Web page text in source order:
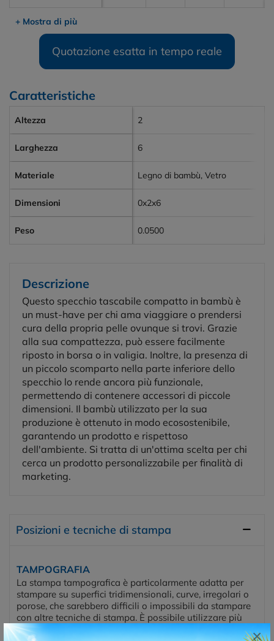
×
+ Mostra di più
Quotazione esatta in tempo reale
Caratteristiche
Altezza 2
Larghezza 6
Materiale Legno di bambù, Vetro
Dimensioni 0x2x6
Peso 0.0500
Descrizione
Questo specchio tascabile compatto in bambù è
un must-have per chi ama viaggiare o prendersi
cura della propria pelle ovunque si trovi. Grazie
alla sua compattezza, può essere facilmente
riposto in borsa o in valigia. Inoltre, la presenza di
un piccolo scomparto nella parte inferiore dello
specchio lo rende ancora più funzionale,
permettendo di contenere accessori di piccole
dimensioni. Il bambù utilizzato per la sua
produzione è ottenuto in modo ecosostenibile,
garantendo un prodotto e rispettoso
dell'ambiente. Si tratta di un'ottima scelta per chi
cerca un prodotto personalizzabile per finalità di
marketing.
Posizioni e tecniche di stampa
TAMPOGRAFIA
La stampa tampografica è particolarmente adatta per
stampare su superfici tridimensionali, curve, irregolari o
porose, che sarebbero difficili o impossibili da stampare
con altre tecniche di stampa. È possibile utilizzare più
colori e ottenere dettagli precisi, rendendola una scelta